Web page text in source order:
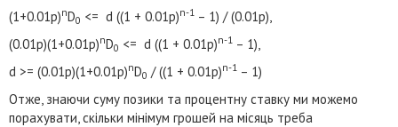
(1+0.01p)nD0 <= d ((1 + 0.01p)n-1 – 1) / (0.01p),
(0.01p)(1+0.01p)nD0 <= d ((1 + 0.01p)n-1 – 1),
d >= (0.01p)(1+0.01p)nD0 / ((1 + 0.01p)n-1 – 1)
Отже, знаючи суму позики та процентну ставку ми можемо
порахувати, скільки мінімум грошей на місяць треба